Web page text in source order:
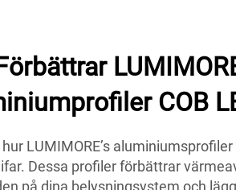
COB
LUMIMORE’s
Dessa profiler förbättrar